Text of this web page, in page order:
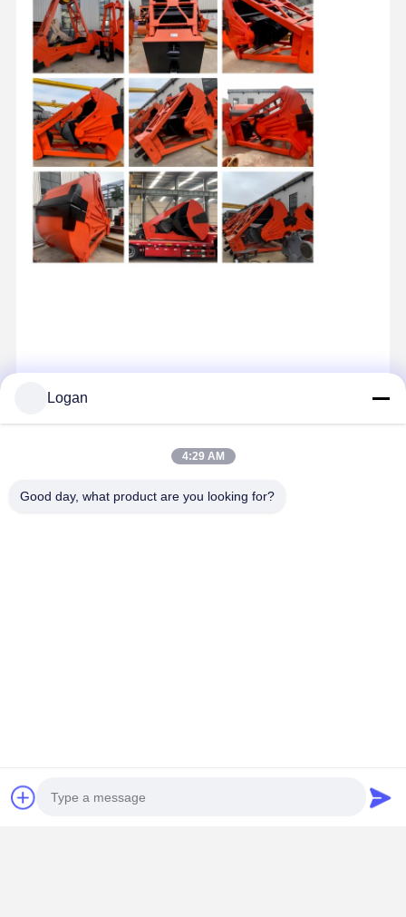
140 metros ao norte da Estrada Dongyangze, Avenida Guiling,
Logan
4:29 AM
Good day, what product are you looking for?